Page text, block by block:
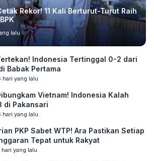
Rekor! 11 Kali Berturut-Turut Raih
lalu
Indonesia Tertinggal 0-2 dari
Babak Pertama
yang lalu
Vietnam! Indonesia Kalah
di Pakansari
yang lalu
PKP Sabet WTP! Ara Pastikan Setiap
Tepat untuk Rakyat
yang lalu